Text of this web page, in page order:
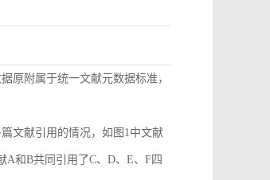
原附属于统一文献元数据标准，
文献引用的情况，如图1中文献
和B共同引用了C、D、E、F四